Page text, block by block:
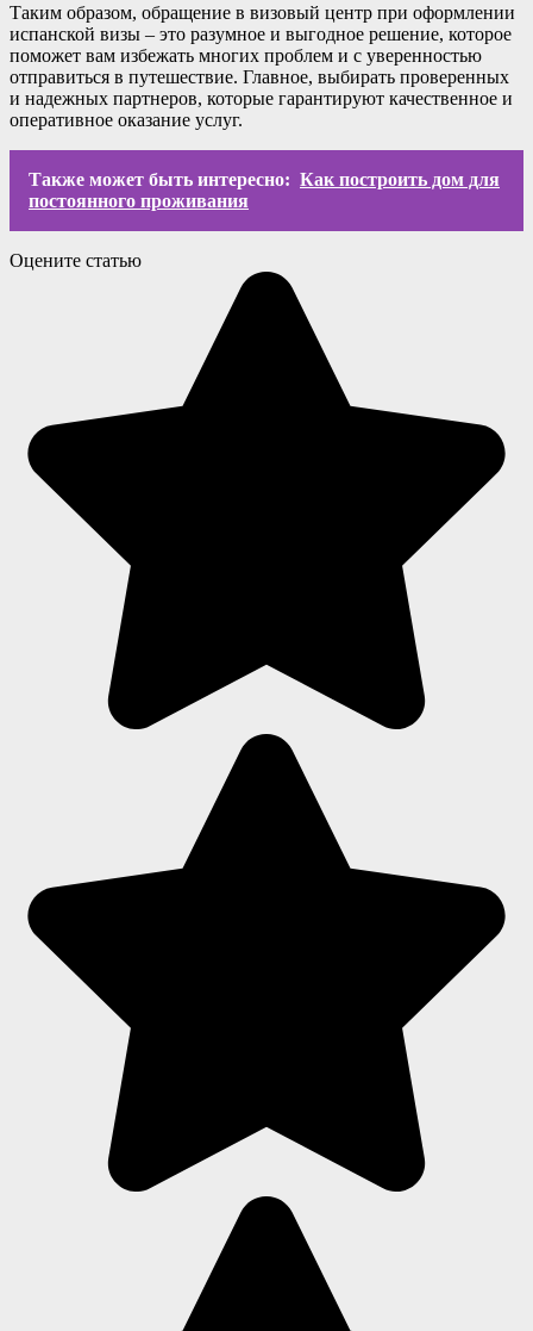
Таким образом, обращение в визовый центр при оформлении
испанской визы – это разумное и выгодное решение, которое
поможет вам избежать многих проблем и с уверенностью
отправиться в путешествие. Главное, выбирать проверенных
и надежных партнеров, которые гарантируют качественное и
оперативное оказание услуг.
Также может быть интересно: Как построить дом для
постоянного проживания
Оцените статью